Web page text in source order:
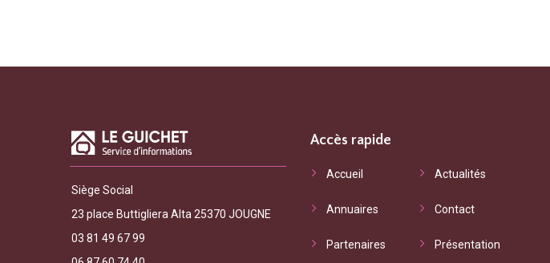
Siège Social
23 place Buttigliera Alta 25370 JOUGNE
03 81 49 67 99
Accès rapide
Accueil Actualités
Annuaires Contact
Partenaires Présentation
"Le Guichet d'informations
les services adéquats à vos